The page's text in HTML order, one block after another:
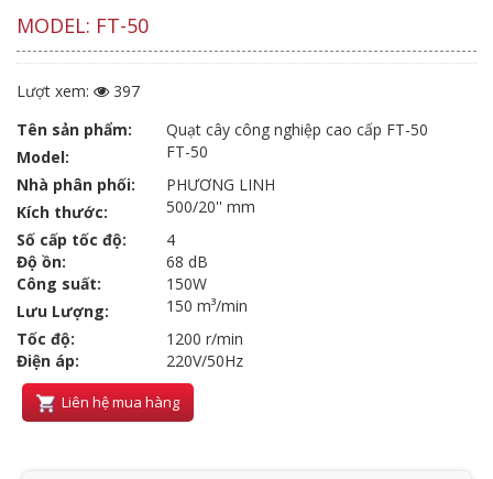
MODEL: FT-50
Lượt xem:
397
Tên sản phẩm:
Quạt cây công nghiệp cao cấp FT-50
Model:
FT-50
Nhà phân phối: PHƯƠNG LINH
Kích thước:
500/20'' mm
Số cấp tốc độ:
4
Độ ồn:
68 dB
Công suất:
150W
Lưu Lượng:
150 m³/min
Tốc độ:
1200 r/min
Điện áp:
220V/50Hz
Liên hệ mua hàng